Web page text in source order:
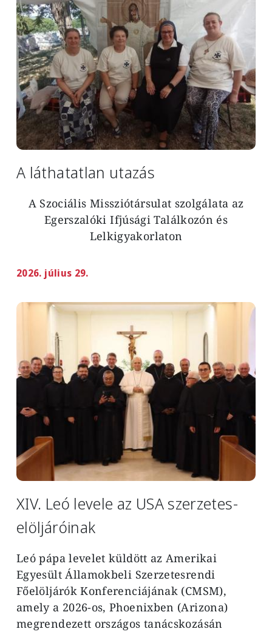
A láthatatlan utazás
A Szociális Missziótársulat szolgálata az
Egerszalóki Ifjúsági Találkozón és
Lelkigyakorlaton
2026. július 29.
Image
XIV. Leó levele az USA szerzetes-
elöljáróinak
Leó pápa levelet küldött az Amerikai
Egyesült Államokbeli Szerzetesrendi
Főelöljárók Konferenciájának (CMSM),
amely a 2026-os, Phoenixben (Arizona)
megrendezett országos tanácskozásán